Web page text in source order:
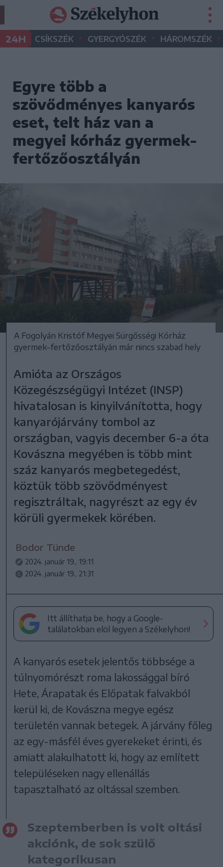
24H CSÍKSZÉK • GYERGYÓSZÉK • HÁROMSZÉK •
Egyre több a
szövődményes kanyarós
eset, telt ház van a
megyei kórház gyermek-
fertőzőosztályán
A Fogolyán Kristóf Megyei Sürgősségi Kórház
gyermek-fertőzőosztályán már nincs szabad hely
Amióta az Országos
Közegészségügyi Intézet (INSP)
hivatalosan is kinyilvánította, hogy
kanyarójárvány tombol az
országban, vagyis december 6-a óta
Kovászna megyében is több mint
száz kanyarós megbetegedést,
köztük több szövődményest
regisztráltak, nagyrészt az egy év
körüli gyermekek körében.
Bodor Tünde
2024. január 19., 19:11
2024. január 19., 21:31
Itt állíthatja be, hogy a Google-
találatokban elöl legyen a Székelyhon!
A kanyarós esetek jelentős többsége a
túlnyomórészt roma lakossággal bíró
Hete, Árapatak és Előpatak falvakból
kerül ki, de Kovászna megye egész
területén vannak betegek. A járvány főleg
az egy-másfél éves gyerekeket érinti, és
amiatt alakulhatott ki, hogy az említett
településeken nagy ellenállás
tapasztalható az oltással szemben.
Szeptemberben is volt oltási
akciónk, de sok szülő
kategorikusan